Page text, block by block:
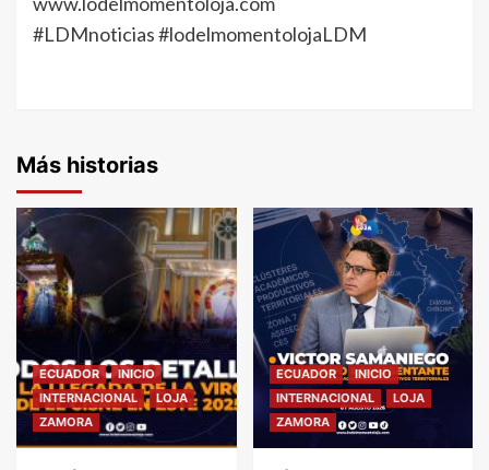
#LDMnoticias #lodelmomentolojaLDM
Más historias
ECUADOR
INICIO
INTERNACIONAL
LOJA
ZAMORA
ECUADOR
INICIO
INTERNACIONAL
LOJA
ZAMORA